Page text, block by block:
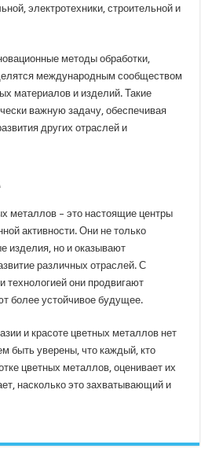
электротехники, строительной и
методы обработки,
международным сообществом
материалов и изделий. Такие
важную задачу, обеспечивая
других отраслей и
металлов – это настоящие центры
активности. Они не только
изделия, но и оказывают
различных отраслей. С
они продвигают
более устойчивое будущее.
и красоте цветных металлов нет
быть уверены, что каждый, кто
цветных металлов, оценивает их
насколько это захватывающий и